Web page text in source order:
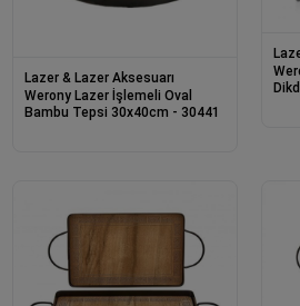
Lazer & Lazer Aksesuarı
Werony Lazer İşlemeli Oval
Bambu Tepsi 30x40cm - 30441